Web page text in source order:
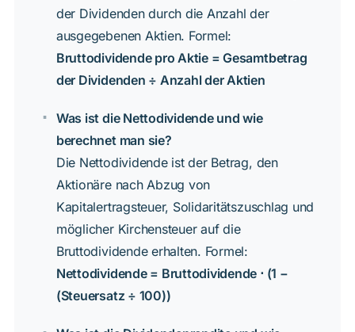
der Dividenden durch die Anzahl der
ausgegebenen Aktien. Formel:
Bruttodividende pro Aktie = Gesamtbetrag
der Dividenden ÷ Anzahl der Aktien
Was ist die Nettodividende und wie
berechnet man sie?
Die Nettodividende ist der Betrag, den
Aktionäre nach Abzug von
Kapitalertragsteuer, Solidaritätszuschlag und
möglicher Kirchensteuer auf die
Bruttodividende erhalten. Formel:
Nettodividende = Bruttodividende ⋅ (1 −
(Steuersatz ÷ 100))